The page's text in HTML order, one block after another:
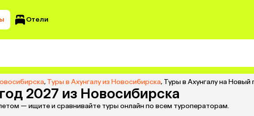
Отели
, Туры в Ахунгалу из Новосибирска, Туры в Ахунгалу на
2027 из Новосибирска
— ищите и сравнивайте туры онлайн по всем туроператорам.